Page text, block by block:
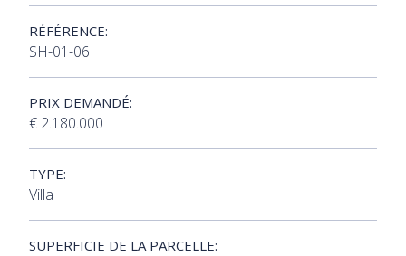
RÉFÉRENCE:
SH-01-06
PRIX DEMANDÉ:
€ 2.180.000
TYPE:
Villa
SUPERFICIE DE LA PARCELLE: